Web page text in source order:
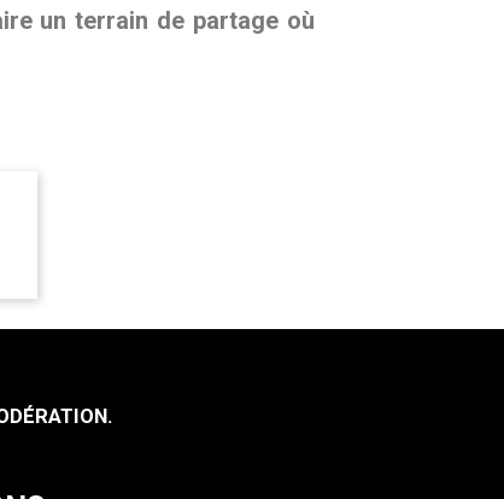
un terrain de partage où